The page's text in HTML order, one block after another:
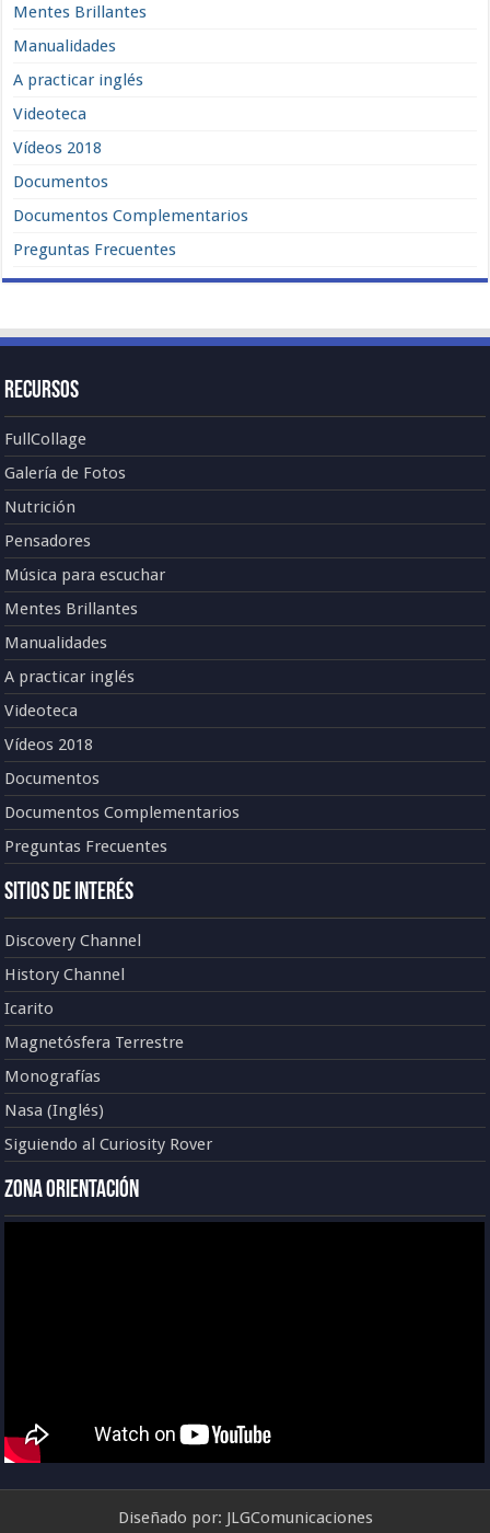
Mentes Brillantes
Manualidades
A practicar inglés
Videoteca
Vídeos 2018
Documentos
Documentos Complementarios
Preguntas Frecuentes
Recursos
FullCollage
Galería de Fotos
Nutrición
Pensadores
Música para escuchar
Mentes Brillantes
Manualidades
A practicar inglés
Videoteca
Vídeos 2018
Documentos
Documentos Complementarios
Preguntas Frecuentes
Sitios de Interés
Discovery Channel
History Channel
Icarito
Magnetósfera Terrestre
Monografías
Nasa (Inglés)
Siguiendo al Curiosity Rover
Zona Orientación
Diseñado por: JLGComunicaciones